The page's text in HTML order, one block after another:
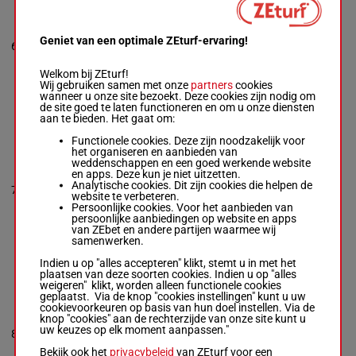
6
R/8 - 2700m-
€ 66.150
1a 1a (22) Da
0a 1a (21) 1a
1a 8a 1a Da
R/82700m1'11"7
Da 0a 1a
7
IRON SPIRIT
Piton Lou.-
R/8 - 2700m
(22) 3m 2m 5a
2m Da 0a Dm
0a 2a 1m Da Da
R/82700m1'12"3
€ 68.680
(22) 3m
2m 5a 2m
Da 0a Dm
0a 2a 1m
Da Da
8
IERMES DE
GUEZ
Bonne D.-
Charbonnel L.
R/8 - 2700m-
1'11"1
-
R/82700m1'11"1
€ 68.750
2a 0a (22)
7a 3a 1a
9a Da Da
5a 1a 1a
Geniet van een optimale ZEturf-ervaring!
Welkom bij ZEturf!
Wij gebruiken samen met onze partnerscookies
wanneer u onze site bezoekt. Deze cookies zijn nodig om
de site goed te laten functioneren en om u onze diensten
aan te bieden. Het gaat om:
Functionele cookies. Deze zijn noodzakelijk voor
het organiseren en aanbieden van
weddenschappen en een goed werkende website
en apps. Deze kun je niet uitzetten.
Analytische cookies. Dit zijn cookies die helpen de
website te verbeteren.
Persoonlijke cookies. Voor het aanbieden van
persoonlijke aanbiedingen op website en apps
van ZEbet en andere partijen waarmee wij
samenwerken.
Indien u op "alles accepteren" klikt, stemt u in met het
plaatsen van deze soorten cookies. Indien u op "alles
weigeren" klikt, worden alleen functionele cookies
geplaatst. Via de knop "cookies instellingen" kunt u uw
cookievoorkeuren op basis van hun doel instellen. Via de
knop "cookies" aan de rechterzijde van onze site kunt u
uw keuzes op elk moment aanpassen."
Bekijk ook het privacybeleid van ZEturf voor een